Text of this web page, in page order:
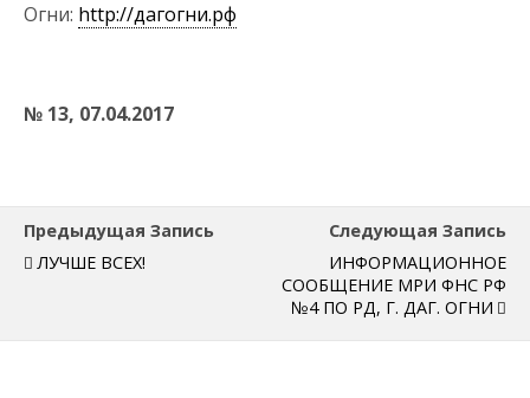
Огни: http://дагогни.рф
№ 13, 07.04.2017
Предыдущая Запись
ЛУЧШЕ ВСЕХ!
Следующая Запись
ИНФОРМАЦИОННОЕ
СООБЩЕНИЕ МРИ ФНС РФ
№4 ПО РД, Г. ДАГ. ОГНИ